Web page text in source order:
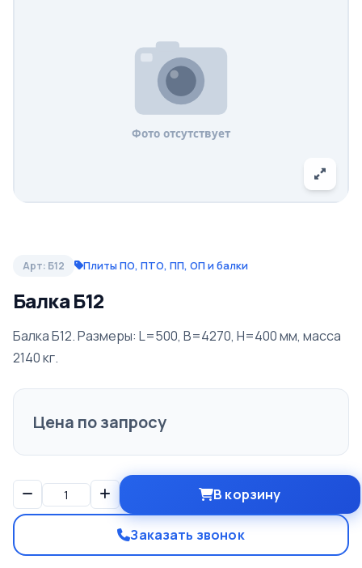
Арт: Б12 Плиты ПО, ПТО, ПП, ОП и балки
Балка Б12
Балка Б12. Размеры: L=500, B=4270, H=400 мм, масса
2140 кг.
Цена по запросу
В корзину
Заказать звонок